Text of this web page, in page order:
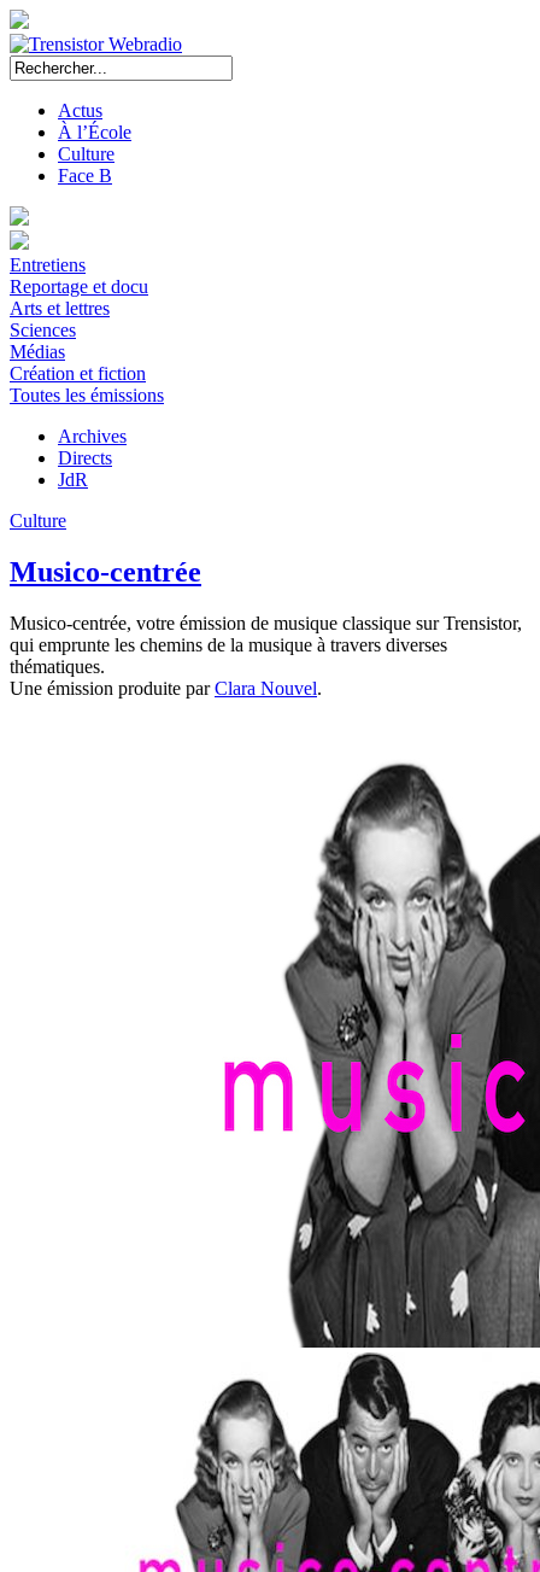
Actus
À l’École
Culture
Face B
Entretiens
Reportage et docu
Arts et lettres
Sciences
Médias
Création et fiction
Toutes les émissions
Archives
Directs
JdR
Culture
Musico-centrée
Musico-centrée, votre émission de musique classique sur Trensistor,
qui emprunte les chemins de la musique à travers diverses
thématiques.
Une émission produite parClara Nouvel.